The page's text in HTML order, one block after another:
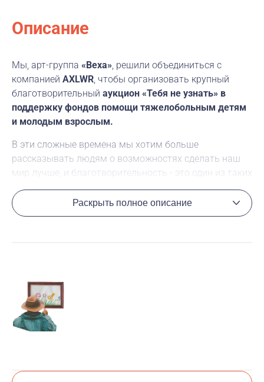
Описание
Мы, арт-группа «Веха», решили объединиться с
компанией AXLWR, чтобы организовать крупный
благотворительный аукцион «Тебя не узнать» в
поддержку фондов помощи тяжелобольным детям
и молодым взрослым.
В эти сложные времена мы хотим больше
рассказывать людям о возможностях сделать наш
мир лучше, и благотворительность - это один из таких
путей. Наш аукцион - это возможность сделать два
добрых дела одновременно - поддержать молодых
художников и благотворительные фонды,
страничке. И помните, что любая даже самая
незначительная сумма поможет ребенку сделать шаг
к победе над болезнью.
В аукционе примут участие 10 ведущих российских
Половина вырученных с аукциона средств будет
Раскрыть полное описание